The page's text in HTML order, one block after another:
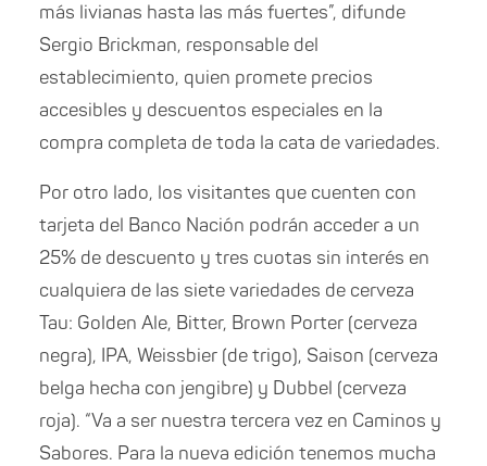
más livianas hasta las más fuertes”, difunde
Sergio Brickman, responsable del
establecimiento, quien promete precios
accesibles y descuentos especiales en la
compra completa de toda la cata de variedades.
Por otro lado, los visitantes que cuenten con
tarjeta del Banco Nación podrán acceder a un
25% de descuento y tres cuotas sin interés en
cualquiera de las siete variedades de cerveza
Tau: Golden Ale, Bitter, Brown Porter (cerveza
negra), IPA, Weissbier (de trigo), Saison (cerveza
belga hecha con jengibre) y Dubbel (cerveza
roja). “Va a ser nuestra tercera vez en Caminos y
Sabores. Para la nueva edición tenemos mucha